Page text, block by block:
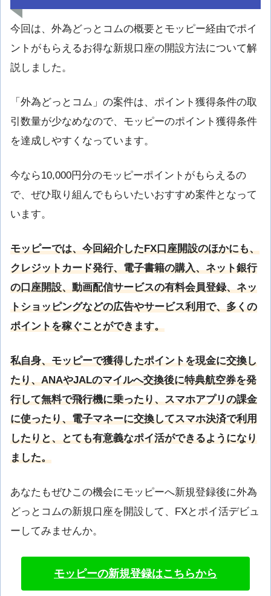
今回は、外為どっとコムの概要とモッピー経由でポイ
ントがもらえるお得な新規口座の開設方法について解
説しました。
「外為どっとコム」の案件は、ポイント獲得条件の取
引数量が少なめなので、モッピーのポイント獲得条件
を達成しやすくなっています。
今なら10,000円分のモッピーポイントがもらえるの
で、ぜひ取り組んでもらいたいおすすめ案件となって
います。
モッピーでは、今回紹介したFX口座開設のほかにも、
クレジットカード発行、電子書籍の購入、ネット銀行
の口座開設、動画配信サービスの有料会員登録、ネッ
トショッピングなどの広告やサービス利用で、多くの
ポイントを稼ぐことができます。
私自身、モッピーで獲得したポイントを現金に交換し
たり、ANAやJALのマイルへ交換後に特典航空券を発
行して無料で飛行機に乗ったり、スマホアプリの課金
に使ったり、電子マネーに交換してスマホ決済で利用
したりと、とても有意義なポイ活ができるようになり
ました。
あなたもぜひこの機会にモッピーへ新規登録後に外為
どっとコムの新規口座を開設して、FXとポイ活デビュ
ーしてみませんか。
モッピーの新規登録はこちらから